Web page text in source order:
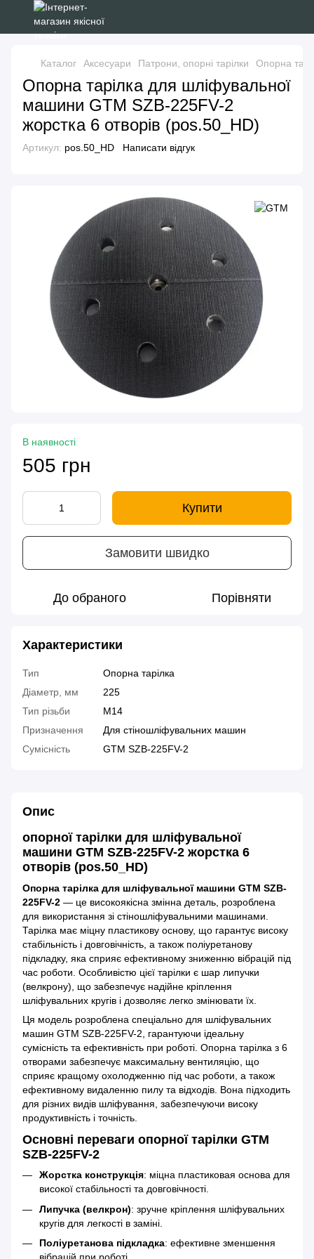
Каталог Аксесуари Патрони, опорні тарілки Опорна
Опорна тарілка для шліфувальної
машини GTM SZB-225FV-2
жорстка 6 отворів (pos.50_HD)
Артикул: pos.50_HD Написати відгук
В наявності
505 грн
Купити
Замовити швидко
До обраного Порівняти
Характеристики
Тип
Опорна тарілка
Діаметр, мм
225
Тип різьби
М14
Призначення
Для стіношліфувальних машин
Сумісність
GTM SZB-225FV-2
Опис
опорної тарілки для шліфувальної
машини GTM SZB-225FV-2 жорстка 6
отворів (pos.50_HD)
Опорна тарілка для шліфувальної машини GTM SZB-
225FV-2 — це високоякісна змінна деталь, розроблена
для використання зі стіношліфувальними машинами.
Тарілка має міцну пластикову основу, що гарантує високу
стабільність і довговічність, а також поліуретанову
підкладку, яка сприяє ефективному зниженню вібрацій під
час роботи. Особливістю цієї тарілки є шар липучки
(велкрону), що забезпечує надійне кріплення
шліфувальних кругів і дозволяє легко змінювати їх.
Ця модель розроблена спеціально для шліфувальних
машин GTM SZB-225FV-2, гарантуючи ідеальну
сумісність та ефективність при роботі. Опорна тарілка з 6
отворами забезпечує максимальну вентиляцію, що
сприяє кращому охолодженню під час роботи, а також
ефективному видаленню пилу та відходів. Вона підходить
для різних видів шліфування, забезпечуючи високу
продуктивність і точність.
Основні переваги опорної тарілки GTM
SZB-225FV-2
Жорстка конструкція: міцна пластиковая основа для
високої стабільності та довговічності.
Липучка (велкрон): зручне кріплення шліфувальних
кругів для легкості в заміні.
Поліуретанова підкладка: ефективне зменшення